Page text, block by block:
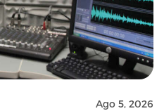
Ago 5, 2026